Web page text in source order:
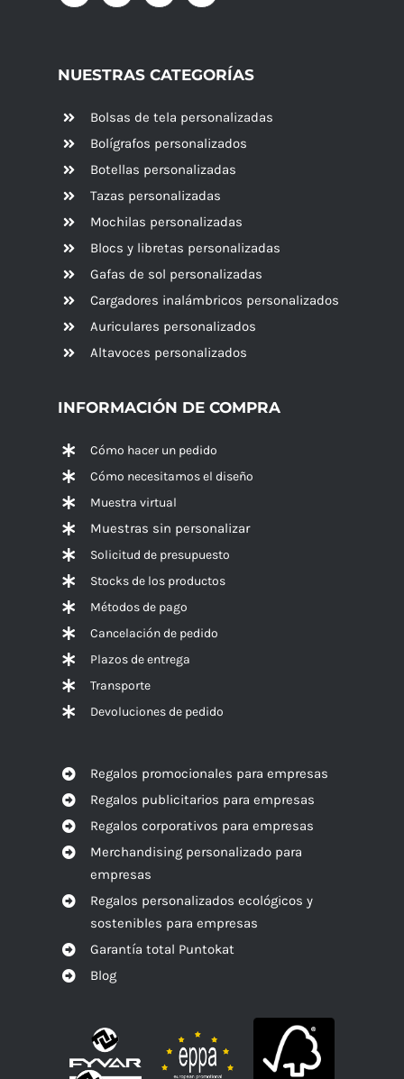
NUESTRAS CATEGORÍAS
Bolsas de tela personalizadas
Bolígrafos personalizados
Botellas personalizadas
Tazas personalizadas
Mochilas personalizadas
Blocs y libretas personalizadas
Gafas de sol personalizadas
Cargadores inalámbricos personalizados
Auriculares personalizados
Altavoces personalizados
INFORMACIÓN DE COMPRA
Cómo hacer un pedido
Cómo necesitamos el diseño
Muestra virtual
Muestras sin personalizar
Solicitud de presupuesto
Stocks de los productos
Métodos de pago
Cancelación de pedido
Plazos de entrega
Transporte
Devoluciones de pedido
Regalos promocionales para empresas
Regalos publicitarios para empresas
Regalos corporativos para empresas
Merchandising personalizado para
empresas
Regalos personalizados ecológicos y
sostenibles para empresas
Garantía total Puntokat
Blog